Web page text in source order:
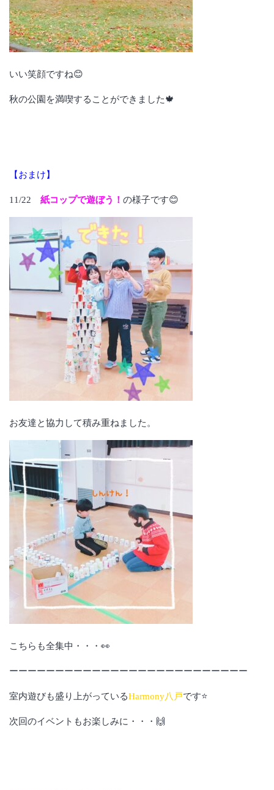
いい笑顔ですね😊
秋の公園を満喫することができました🍁
【おまけ】
11/22 紙コップで遊ぼう！ の様子です😊
お友達と協力して積み重ねました。
こちらも全集中・・・👀
ーーーーーーーーーーーーーーーーーーーーーーーーーー
室内遊びも盛り上がっているHarmony八戸です⭐
次回のイベントもお楽しみに・・・🙌